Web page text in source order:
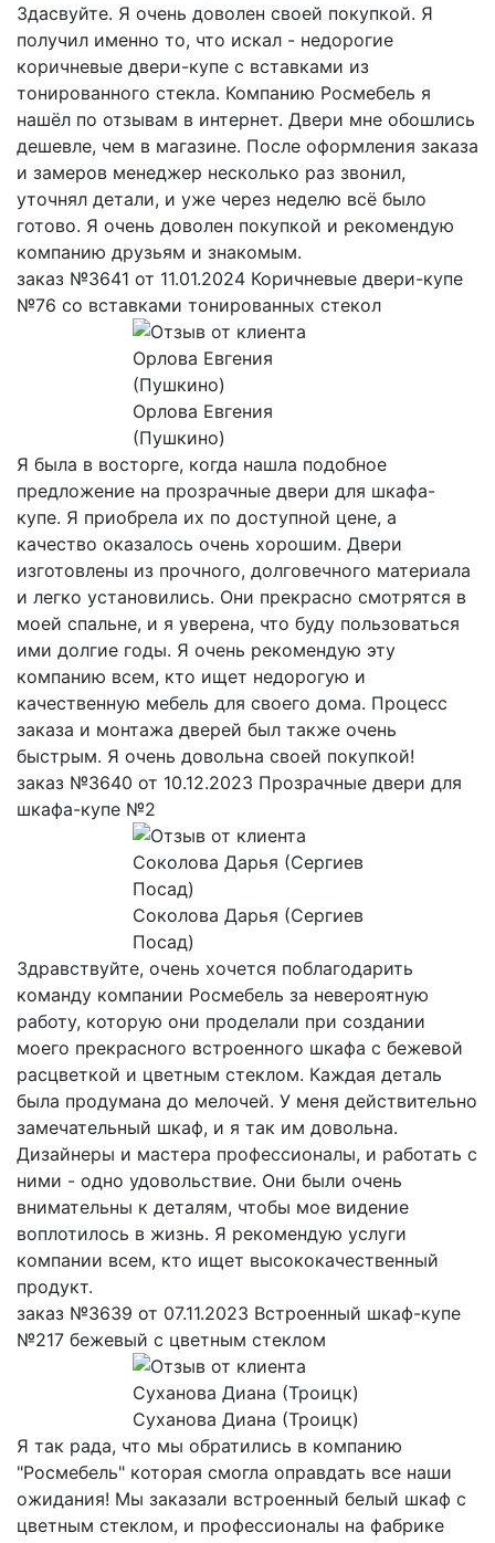
Здасвуйте. Я очень доволен своей покупкой. Я
получил именно то, что искал - недорогие
коричневые двери-купе с вставками из
тонированного стекла. Компанию Росмебель я
нашёл по отзывам в интернет. Двери мне обошлись
дешевле, чем в магазине. После оформления заказа
и замеров менеджер несколько раз звонил,
уточнял детали, и уже через неделю всё было
готово. Я очень доволен покупкой и рекомендую
компанию друзьям и знакомым.
заказ №3641 от 11.01.2024 Коричневые двери-купе
№76 со вставками тонированных стекол
Орлова Евгения
(Пушкино)
Я была в восторге, когда нашла подобное
предложение на прозрачные двери для шкафа-
купе. Я приобрела их по доступной цене, а
качество оказалось очень хорошим. Двери
изготовлены из прочного, долговечного материала
и легко установились. Они прекрасно смотрятся в
моей спальне, и я уверена, что буду пользоваться
ими долгие годы. Я очень рекомендую эту
компанию всем, кто ищет недорогую и
качественную мебель для своего дома. Процесс
заказа и монтажа дверей был также очень
быстрым. Я очень довольна своей покупкой!
заказ №3640 от 10.12.2023 Прозрачные двери для
шкафа-купе №2
Соколова Дарья (Сергиев
Посад)
Здравствуйте, очень хочется поблагодарить
команду компании Росмебель за невероятную
работу, которую они проделали при создании
моего прекрасного встроенного шкафа с бежевой
расцветкой и цветным стеклом. Каждая деталь
была продумана до мелочей. У меня действительно
замечательный шкаф, и я так им довольна.
Дизайнеры и мастера профессионалы, и работать с
ними - одно удовольствие. Они были очень
внимательны к деталям, чтобы мое видение
воплотилось в жизнь. Я рекомендую услуги
компании всем, кто ищет высококачественный
продукт.
заказ №3639 от 07.11.2023 Встроенный шкаф-купе
№217 бежевый с цветным стеклом
Суханова Диана (Троицк)
Я так рада, что мы обратились в компанию
"Росмебель" которая смогла оправдать все наши
ожидания! Мы заказали встроенный белый шкаф с
цветным стеклом, и профессионалы на фабрике